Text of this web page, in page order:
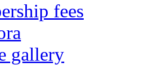
fees
gallery